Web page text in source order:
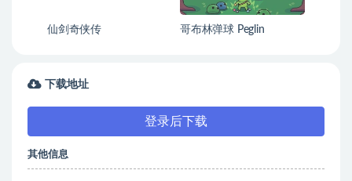
仙剑奇侠传 哥布林弹球 Peglin
下载地址
登录后下载
其他信息